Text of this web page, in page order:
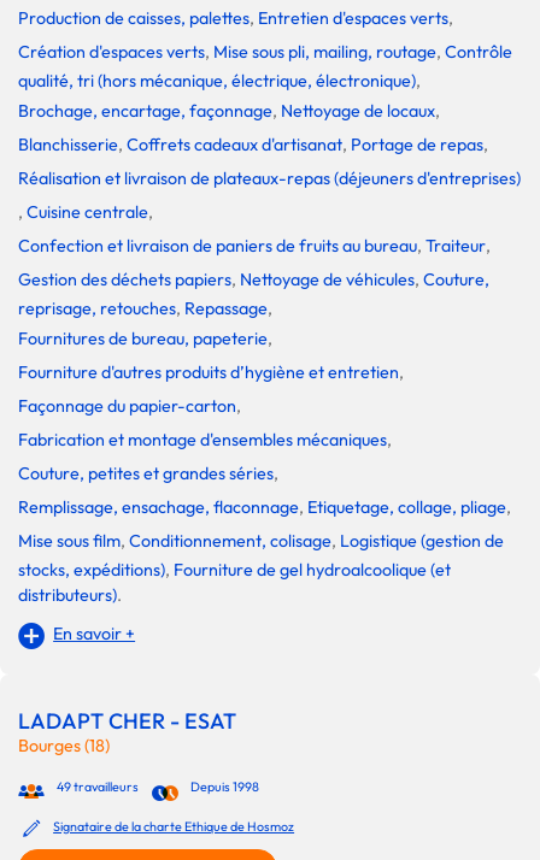
Production de caisses, palettes, Entretien d'espaces verts,
Création d'espaces verts, Mise sous pli, mailing, routage, Contrôle
qualité, tri (hors mécanique, électrique, électronique),
Brochage, encartage, façonnage, Nettoyage de locaux,
Blanchisserie, Coffrets cadeaux d'artisanat, Portage de repas,
Réalisation et livraison de plateaux-repas (déjeuners d'entreprises)
, Cuisine centrale,
Confection et livraison de paniers de fruits au bureau, Traiteur,
Gestion des déchets papiers, Nettoyage de véhicules, Couture,
reprisage, retouches, Repassage,
Fournitures de bureau, papeterie,
Fourniture d'autres produits d’hygiène et entretien,
Façonnage du papier-carton,
Fabrication et montage d'ensembles mécaniques,
Couture, petites et grandes séries,
Remplissage, ensachage, flaconnage, Etiquetage, collage, pliage,
Mise sous film, Conditionnement, colisage, Logistique (gestion de
stocks, expéditions), Fourniture de gel hydroalcoolique (et
distributeurs).
En savoir +
LADAPT CHER - ESAT
Bourges (18)
49 travailleurs Depuis 1998
Signataire de la charte Ethique de Hosmoz